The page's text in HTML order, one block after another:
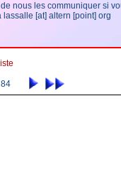
nous les communiquer si
lassalle [at] altern [point] org